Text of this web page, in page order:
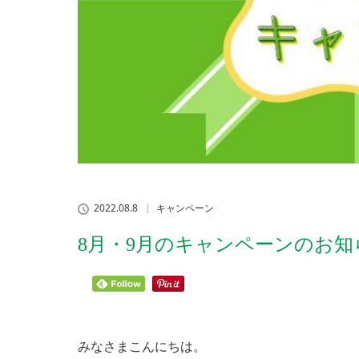
2022.08.8 キャンペーン
8月・9月のキャンペーンのお知
みなさまこんにちは。